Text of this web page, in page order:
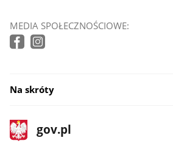
MEDIA SPOŁECZNOŚCIOWE:
Na skróty
stopka
gov.pl
Strona
gov.pl